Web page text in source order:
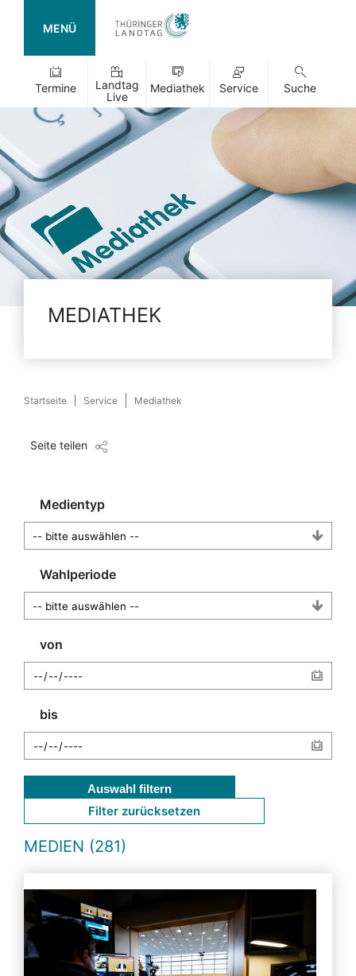
MENÜ
Termine
Landtag
Live
Mediathek Service Suche
MEDIATHEK
Startseite Service Mediathek
Seite teilen
Medientyp
Wahlperiode
von
bis
Auswahl filtern
Filter zurücksetzen
MEDIEN (281)